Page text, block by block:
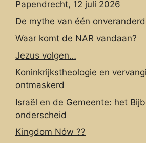
Papendrecht, 12 juli 2026
De mythe van één
Waar komt de NAR vandaan?
Jezus volgen…
Koninkrijkstheologie en
ontmaskerd
Israël en de Gemeente: het
onderscheid
Kingdom Nów ??